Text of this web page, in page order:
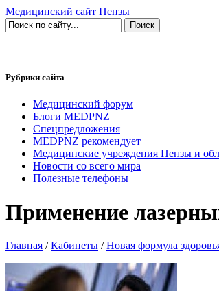
Медицинский сайт Пензы
Рубрики сайта
Медицинский форум
Блоги MEDPNZ
Спецпредложения
MEDPNZ рекомендует
Медицинские учреждения Пензы и
Новости со всего мира
Полезные телефоны
Применение
Главная /Кабинеты /Новая формула